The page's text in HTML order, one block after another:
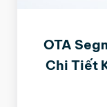
OTA
Chi Tiết